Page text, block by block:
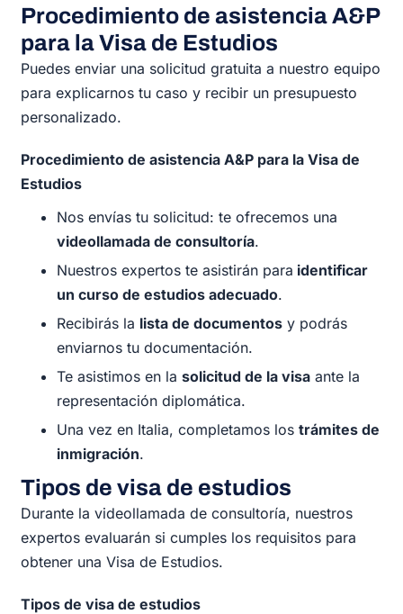
Procedimiento de asistencia A&P
para la Visa de Estudios
Puedes enviar una solicitud gratuita a nuestro equipo
para explicarnos tu caso y recibir un presupuesto
personalizado.
Procedimiento de asistencia A&P para la Visa de
Estudios
Nos envías tu solicitud: te ofrecemos una
videollamada de consultoría.
Nuestros expertos te asistirán para identificar
un curso de estudios adecuado.
Recibirás la lista de documentos y podrás
enviarnos tu documentación.
Te asistimos en lasolicitud de la visa ante la
representación diplomática.
Una vez en Italia, completamos lostrámites de
inmigración.
Tipos de visa de estudios
Durante la videollamada de consultoría, nuestros
expertos evaluarán si cumples los requisitos para
obtener una Visa de Estudios.
Tipos de visa de estudios